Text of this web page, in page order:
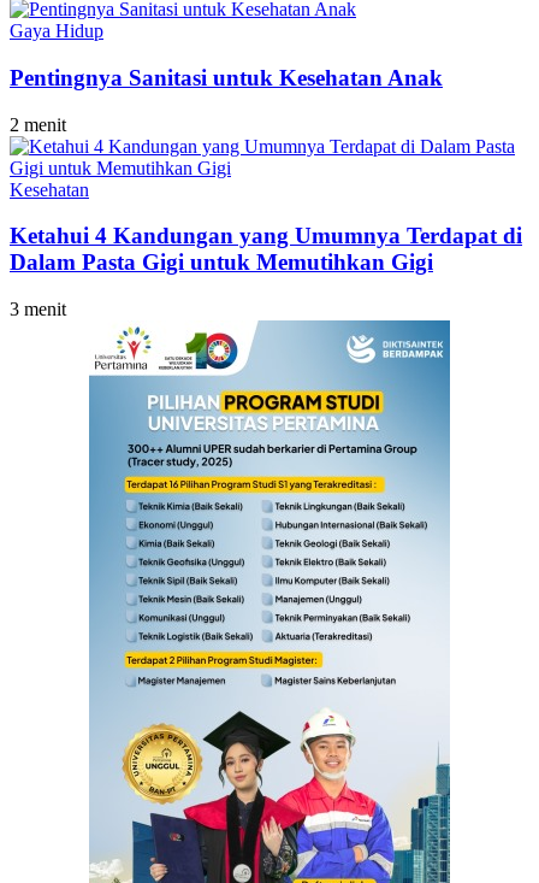
Gaya Hidup
Pentingnya Sanitasi untuk Kesehatan Anak
2 menit
Kesehatan
Ketahui 4 Kandungan yang Umumnya Terdapat di
Dalam Pasta Gigi untuk Memutihkan Gigi
3 menit